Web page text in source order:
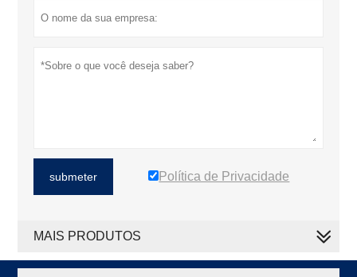
submeter Política de Privacidade
MAIS PRODUTOS